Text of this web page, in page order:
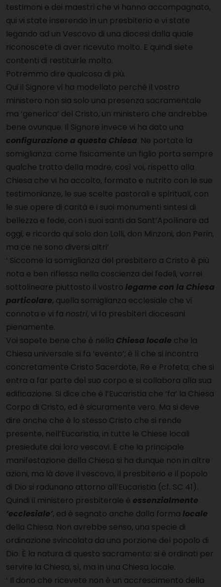
testimoni e dei maestri che vi hanno accompagnato,
qui vi state inserendo in un presbiterio e vi state
legando ad un Vescovo di una diocesi dalla quale
riconoscete di aver ricevuto molto. E quindi siete
contenti di restituirle molto.
Potremmo dire qualcosa di più.
Qui il Signore vi ha modellato perché il vostro
ministero non sia solo una presenza sacramentale
ma ‘generica’ del Cristo, un ministero che andrebbe
bene ovunque. Il Signore invece vi ha dato una
configurazione a questa Chiesa. Ne portate la
somiglianza: come fisicamente un figlio porta sempre
qualche tratto della madre, così voi, rispetto alla
Chiesa che vi ha accolto, formato e nutrito con le sue
testimonianze, le sue scelte pastorali e spirituali, con
le sue opere di carità e i suoi monumenti sintesi di
bellezza e fede, con i suoi santi da Sant’Apollinare ad
oggi, e ricordo qui solo don Lolli, don Minzoni, don Perin,
ma ce ne sono diversi altri’
‘ Siccome la somiglianza del presbitero a Cristo è più
nota e ben riflessa nella coscienza dei fedeli, vorrei
sottolineare piuttosto il vostro legame con la Chiesa
particolare, quella somiglianza ecclesiale che vi
connota e vi fa nostri, vi fa presbiteri diocesani
pienamente.
Voi sapete bene che è nella Chiesa locale che la
Chiesa universale si fa ‘evento’; è lì che si incontra
concretamente Cristo Sacerdote, Re e Profeta; che si
entra a far parte del suo corpo e si collabora alla sua
edificazione. Si dice che è l’Eucaristia che ‘fa’ la Chiesa
Corpo di Cristo, ed è sicuramente vero. Ma si deve
dire anche che è lo stesso Cristo che si rende
presente, nell’Eucaristia, in tutte le Chiese locali
presiedute dai loro vescovi. E che la principale
manifestazione della Chiesa si ha dunque non in altre
azioni, ma là dove il vescovo, il presbiterio e il popolo
di Dio si radunano attorno all’Eucaristia (cf. SC 41).
Quindi il ministero presbiterale è essenzialmente
‘ecclesiale’, ed è segnato anche dalla forma locale
della Chiesa. Non avrebbe senso, una specie di
ordinazione svincolata da una porzione del popolo di
Dio. È la natura di questo sacramento: si è ordinati per
servire la Chiesa, sì, ma in una Chiesa locale.
‘ Il dono che ricevete non è un accrescimento della